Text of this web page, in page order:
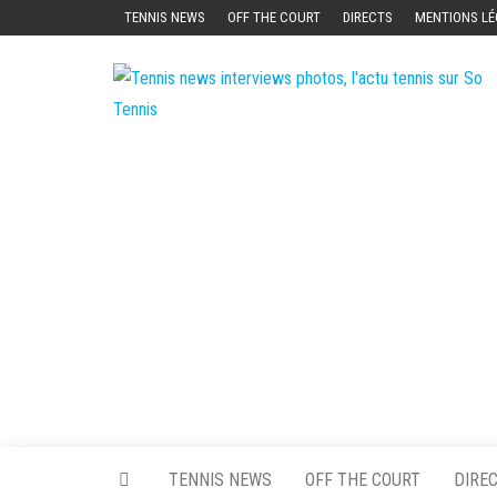
TENNIS NEWS OFF THE COURT DIRECTS MENTIONS
TENNIS NEWS OFF THE COURT